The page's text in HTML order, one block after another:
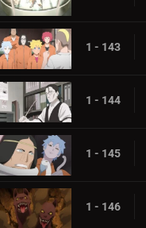
1 - 143
1 - 144
1 - 145
1 - 146